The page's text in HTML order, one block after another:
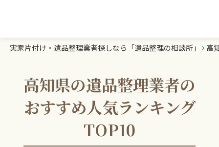
遺品整理の相談所TOP
業者を探す
ランキング
初めての方へ
実家片付け・遺品整理業者探しなら「遺品整理の相談所」 高
高知県の遺品整理業者の
おすすめ人気ランキング
TOP10